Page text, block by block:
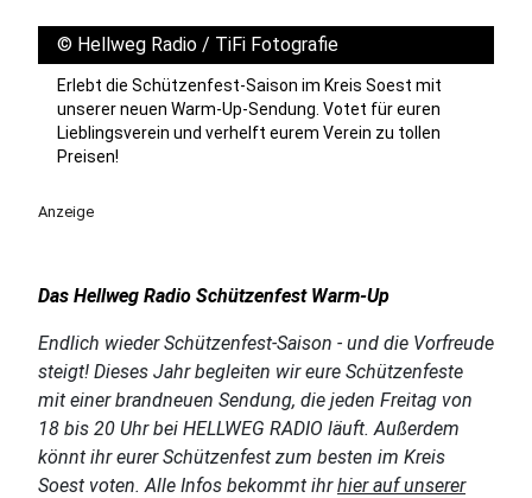
© Hellweg Radio / TiFi Fotografie
Erlebt die Schützenfest-Saison im Kreis Soest mit
unserer neuen Warm-Up-Sendung. Votet für euren
Lieblingsverein und verhelft eurem Verein zu tollen
Preisen!
Anzeige
Das Hellweg Radio Schützenfest Warm-Up
Endlich wieder Schützenfest-Saison - und die Vorfreude
steigt! Dieses Jahr begleiten wir eure Schützenfeste
mit einer brandneuen Sendung, die jeden Freitag von
18 bis 20 Uhr bei HELLWEG RADIO läuft. Außerdem
könnt ihr eurer Schützenfest zum besten im Kreis
Soest voten. Alle Infos bekommt ihrhier auf unserer